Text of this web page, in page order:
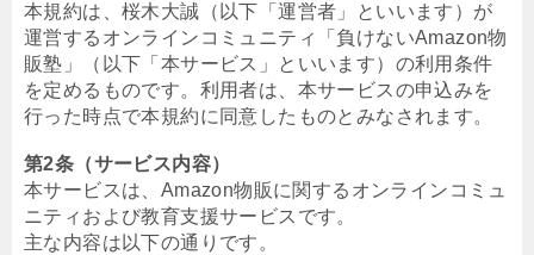
本規約は、桜木大誠（以下「運営者」といいます）が
運営するオンラインコミュニティ「負けないAmazon物
販塾」（以下「本サービス」といいます）の利用条件
を定めるものです。利用者は、本サービスの申込みを
行った時点で本規約に同意したものとみなされます。
第2条（サービス内容）
本サービスは、Amazon物販に関するオンラインコミュ
ニティおよび教育支援サービスです。
主な内容は以下の通りです。